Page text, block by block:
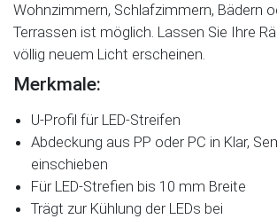
Wohnzimmern, Schlafzimmern, Bädern
Terrassen ist möglich. Lassen Sie Ihre
völlig neuem Licht erscheinen.
Merkmale:
U-Profil für LED-Streifen
Abdeckung aus PP oder PC in Klar,
einschieben
Für LED-Strefien bis 10 mm Breite
Trägt zur Kühlung der LEDs bei